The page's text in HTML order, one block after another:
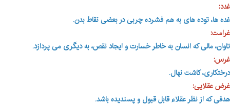
غدد:
غده ها، توده های به هم فشرده چربی در بعضی نقاط بدن.
غرامت:
تاوان، مالی که انسان به خاطر خسارت و ایجاد نقص، به دیگری می پردازد.
غرس:
درختکاری، کاشت نهال.
غرض عقلایی:
هدفی که از نظر عقلاء قابل قبول و پسندیده باشد.